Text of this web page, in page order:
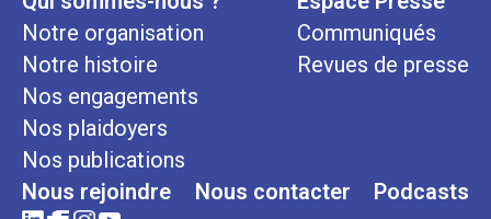
Notre organisation
Notre histoire
Nos engagements
Nos plaidoyers
Nos publications
Communiqués
Revues de presse
Nous rejoindre Nous contacter Podcasts